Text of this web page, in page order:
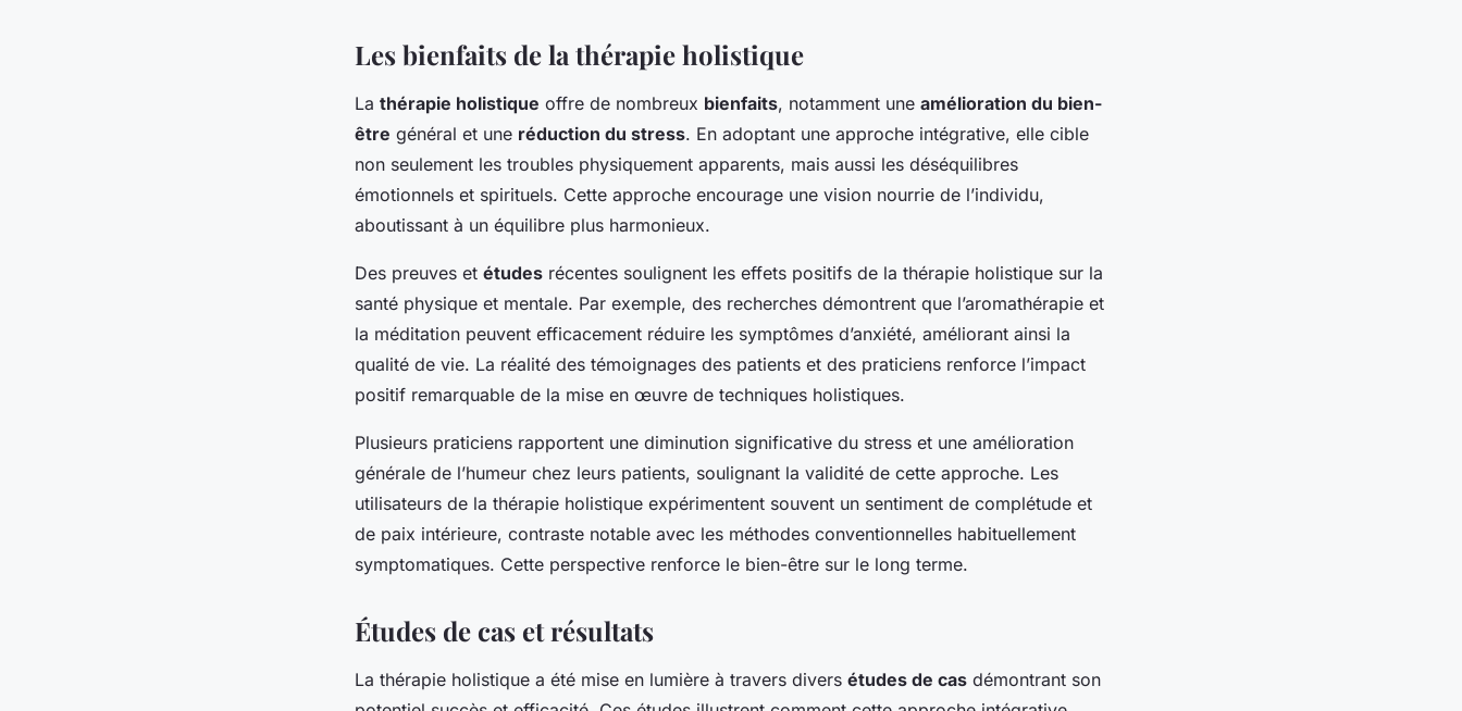
Les bienfaits de la thérapie holistique
La thérapie holistique offre de nombreux bienfaits, notamment une amélioration du bien-
être général et une réduction du stress. En adoptant une approche intégrative, elle cible
non seulement les troubles physiquement apparents, mais aussi les déséquilibres
émotionnels et spirituels. Cette approche encourage une vision nourrie de l’individu,
aboutissant à un équilibre plus harmonieux.
Des preuves et études récentes soulignent les effets positifs de la thérapie holistique sur la
santé physique et mentale. Par exemple, des recherches démontrent que l’aromathérapie et
la méditation peuvent efficacement réduire les symptômes d’anxiété, améliorant ainsi la
qualité de vie. La réalité des témoignages des patients et des praticiens renforce l’impact
positif remarquable de la mise en œuvre de techniques holistiques.
Plusieurs praticiens rapportent une diminution significative du stress et une amélioration
générale de l’humeur chez leurs patients, soulignant la validité de cette approche. Les
utilisateurs de la thérapie holistique expérimentent souvent un sentiment de complétude et
de paix intérieure, contraste notable avec les méthodes conventionnelles habituellement
symptomatiques. Cette perspective renforce le bien-être sur le long terme.
Études de cas et résultats
La thérapie holistique a été mise en lumière à travers divers études de cas démontrant son